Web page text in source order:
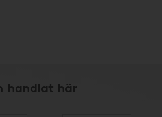
handlat här